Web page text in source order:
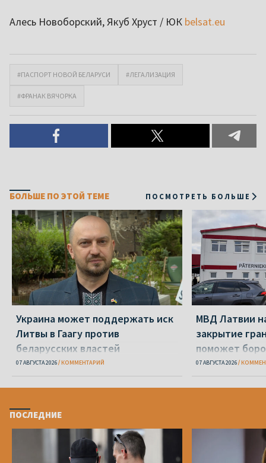
Алесь Новоборский, Якуб Хруст / ЮК belsat.eu
#ПАСПОРТ НОВОЙ БЕЛАРУСИ #ЛЕГАЛИЗАЦИЯ
#ФРАНАК ВЯЧОРКА
БОЛЬШЕ ПО ЭТОЙ ТЕМЕ ПОСМОТРЕТЬ БОЛЬШЕ
Украина может поддержать иск
Литвы в Гаагу против
беларусских властей
07 АВГУСТА 2026 КОММЕНТАРИЙ
МВД Латвии
закрытие
поможет
07 АВГУСТА 2026
ПОСЛЕДНИЕ